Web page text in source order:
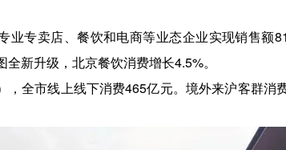
业专卖店、餐饮和电商等业态企业实现销售额
新升级，北京餐饮消费增长4.5%。
全市线上线下消费465亿元。境外来沪客群消